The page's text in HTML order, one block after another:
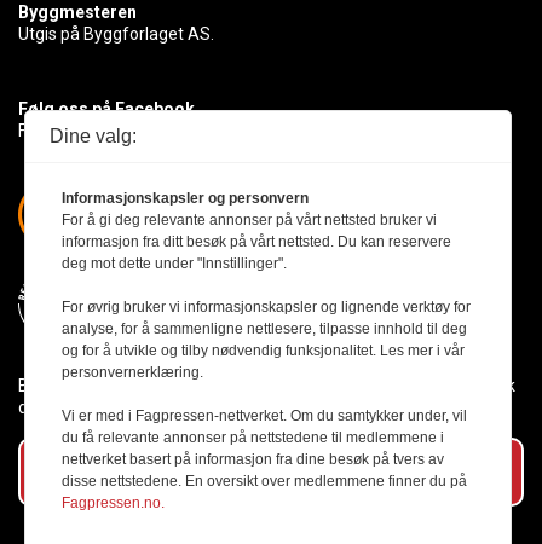
Byggmesteren
Utgis på Byggforlaget AS.
Følg oss på Facebook
Få med deg det siste innen byggebransjen
Byggmesteren følger Vær Varsom-plakaten og presseetikken slik
den er nedfelt i Redaktørplakaten.
Abonner på vårt nyhetsbrev
Dine valg:
Informasjonskapsler og personvern
For å gi deg relevante annonser på vårt nettsted bruker vi
informasjon fra ditt besøk på vårt nettsted. Du kan reservere
deg mot dette under "Innstillinger".
For øvrig bruker vi informasjonskapsler og lignende verktøy for
analyse, for å sammenligne nettlesere, tilpasse innhold til deg
og for å utvikle og tilby nødvendig funksjonalitet. Les mer i vår
personvernerklæring.
Vi er med i Fagpressen-nettverket. Om du samtykker under, vil
du få relevante annonser på nettstedene til medlemmene i
nettverket basert på informasjon fra dine besøk på tvers av
disse nettstedene. En oversikt over medlemmene finner du på
Fagpressen.no.